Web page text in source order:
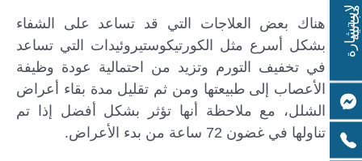
هناك بعض العلاجات التي قد تساعد على الشفاء
بشكل أسرع مثل الكورتيكوستيروئيدات التي تساعد
في تخفيف التورم وتزيد من احتمالية عودة وظيفة
الأعصاب إلى طبيعتها ومن ثم تقليل مدة بقاء أعراض
الشلل، مع ملاحظة أنها تؤثر بشكل أفضل إذا تم
تناولها في غضون 72 ساعة من بدء الأعراض.
ل
ا
س
ت
ش
ا
ر
ة
م
ج
ا
ن
ي
ة